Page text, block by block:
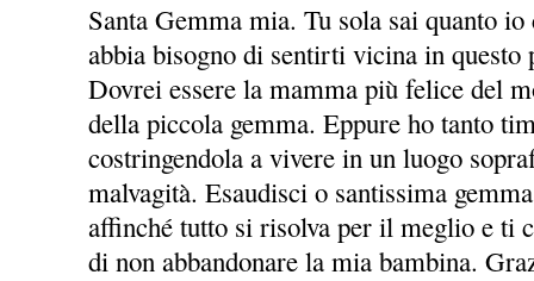
Santa Gemma mia. Tu sola sai quanto
abbia bisogno di sentirti vicina in
Dovrei essere la mamma più felice del
della piccola gemma. Eppure ho tanto
costringendola a vivere in un luogo
malvagità. Esaudisci o santissima
affinché tutto si risolva per il meglio e ti
di non abbandonare la mia bambina.